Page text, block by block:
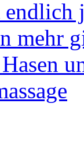
mehr